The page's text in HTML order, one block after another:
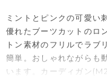
ミントとピンクの可愛い
優れたブーツカットのロ
トン素材のフリルでラブ
簡単。おしゃれながらも
います。カーディガン